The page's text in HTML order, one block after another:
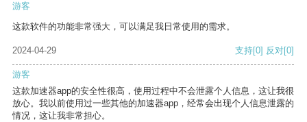
游客
这款软件的功能非常强大，可以满足我日常使用的需求。
2024-04-29 支持[0] 反对[0]
游客
这款加速器app的安全性很高，使用过程中不会泄露个人信息，这让我很
放心。我以前使用过一些其他的加速器app，经常会出现个人信息泄露的
情况，这让我非常担心。